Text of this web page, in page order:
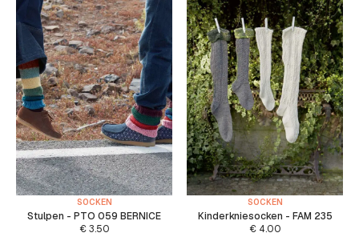
SOCKEN
Stulpen - PTO 059 BERNICE
€3.50
SOCKEN
Kinderkniesocken - FAM 235
€4.00